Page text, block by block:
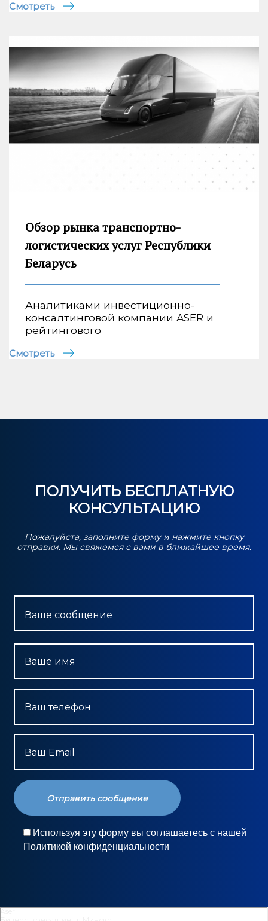
Смотреть
Обзор рынка транспортно-
логистических услуг Республики
Беларусь
Аналитиками инвестиционно-
консалтинговой компании ASER и
рейтингового
Смотреть
ПОЛУЧИТЬ БЕСПЛАТНУЮ
КОНСУЛЬТАЦИЮ
Пожалуйста, заполните форму и нажмите кнопку
отправки. Мы свяжемся с вами в ближайшее время.
Ваше сообщение
Ваше имя
Ваш телефон
Ваш Email
Используя эту форму вы соглашаетесь с нашей
Политикой конфиденциальности